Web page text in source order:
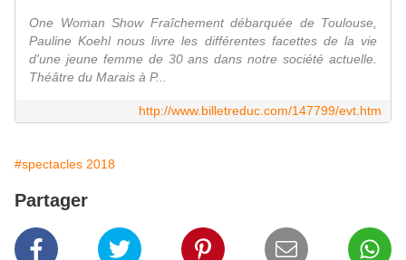
One Woman Show Fraîchement débarquée de Toulouse,
Pauline Koehl nous livre les différentes facettes de la vie
d'une jeune femme de 30 ans dans notre société actuelle.
Théâtre du Marais à P...
http://www.billetreduc.com/147799/evt.htm
#spectacles 2018
Partager